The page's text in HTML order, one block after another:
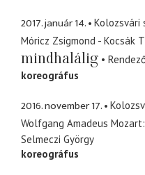
2017. január 14.
Kolozsvári
Móricz Zsigmond - Kocsák
mindhalálig
koreográfus
2016. november 17.
Wolfgang Amadeus Mozart
Selmeczi György
koreográfus